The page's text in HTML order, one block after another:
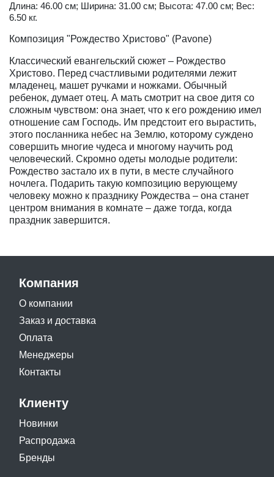
Длина: 46.00 см; Ширина: 31.00 см; Высота: 47.00 см; Вес:
6.50 кг.
Композиция "Рождество Христово" (Pavone)
Классический евангельский сюжет – Рождество
Христово. Перед счастливыми родителями лежит
младенец, машет ручками и ножками. Обычный
ребенок, думает отец. А мать смотрит на свое дитя со
сложным чувством: она знает, что к его рождению имел
отношение сам Господь. Им предстоит его вырастить,
этого посланника небес на Землю, которому суждено
совершить многие чудеса и многому научить род
человеческий. Скромно одеты молодые родители:
Рождество застало их в пути, в месте случайного
ночлега. Подарить такую композицию верующему
человеку можно к празднику Рождества – она станет
центром внимания в комнате – даже тогда, когда
праздник завершится.
Компания
О компании
Заказ и доставка
Оплата
Менеджеры
Контакты
Клиенту
Новинки
Распродажа
Бренды